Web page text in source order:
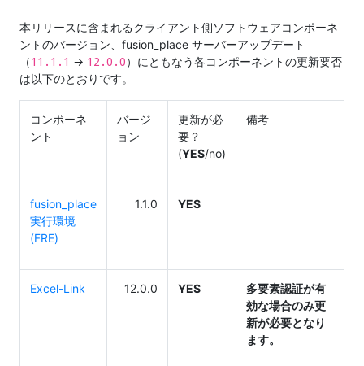
本リリースに含まれるクライアント側ソフトウェアコンポーネ
ントのバージョン、fusion_place サーバーアップデート
（11.1.1 → 12.0.0）にともなう各コンポーネントの更新要否
は以下のとおりです。
コンポーネ
ント
バージ
ョン
更新が必
要？
(YES/no)
備考
fusion_place
実行環境
(FRE)
1.1.0 YES
Excel-Link 12.0.0 YES
多要素認証が有
効な場合のみ更
新が必要となり
ます。